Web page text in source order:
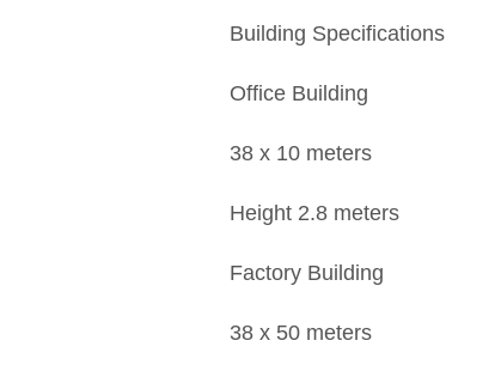
Building Specifications
Office Building
38 x 10 meters
Height 2.8 meters
Factory Building
38 x 50 meters